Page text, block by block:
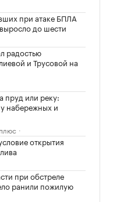
при атаке БПЛА
до шести
радостью
и Трусовой на
пруд или реку:
набережных и
открытия
при обстреле
ранили пожилую